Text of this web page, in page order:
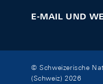
E-MAIL UND
© Schweizerische
(Schweiz) 2026